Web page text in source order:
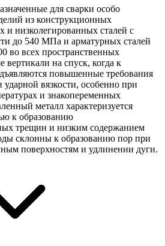
для сварки особо
из конструкционных
и низколегированных сталей с
до 540 МПа и арматурных сталей
во всех пространственных
вертикали на спуск, когда к
повышенные требования
ударной вязкости, особенно при
и знакопеременных
металл характеризуется
к образованию
трещин и низким содержанием
склонны к образованию пор при
поверхностям и удлинении дуги.